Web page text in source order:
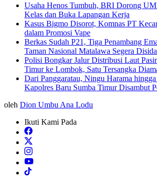
Usaha Henos Tumbuh, BRI Dorong
Kelas dan Buka Lapangan Kerja
Kasus Bigmo Disorot, Komnas PT
dalam Promosi Vape
Berkas Sudah P21, Tiga Penambang
Taman Nasional Matalawa Segera
Polisi Bongkar Jalur Distribusi Laut
Timur ke Lombok, Satu Tersangka
Dari Panggaratau, Ningu Harama hingga
Kapolres Baru Sumba Timur Disambut
oleh Dion Umbu Ana Lodu
Ikuti Kami Pada